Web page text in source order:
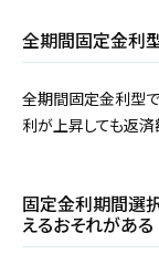
全期間固定金利
全期間固定金利型
利が上昇しても返済
固定金利期間選
えるおそれがある